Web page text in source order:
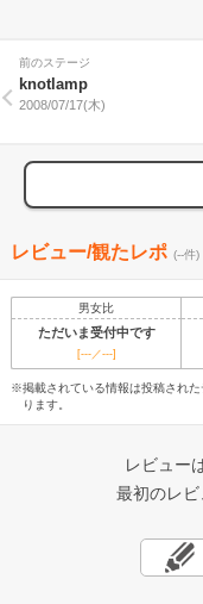
前のステージ
knotlamp
2008/07/17(木)
レビュー/観たレポ (--件)
男女比
ただいま受付中です
[---／---]
※掲載されている情報は投稿され
ります。
レビュー
最初のレビ